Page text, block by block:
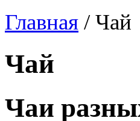
Главная /Чай
Чай
Чаи